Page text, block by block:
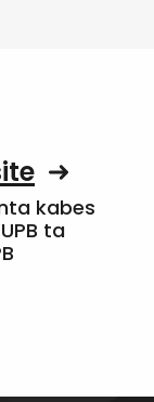
kabes
ta